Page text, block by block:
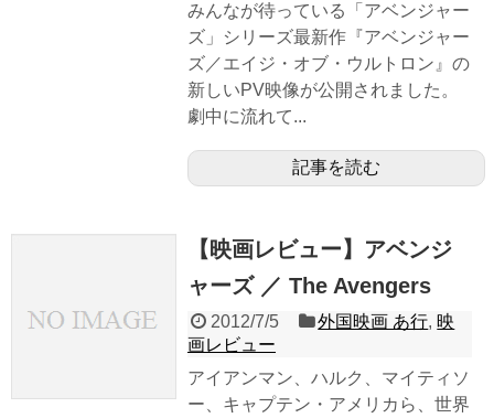
みんなが待っている「アベンジャー
ズ」シリーズ最新作『アベンジャー
ズ／エイジ・オブ・ウルトロン』の
新しいPV映像が公開されました。
劇中に流れて...
記事を読む
【映画レビュー】アベンジ
ャーズ ／ The Avengers
2012/7/5 外国映画 あ行, 映
画レビュー
アイアンマン、ハルク、マイティソ
ー、キャプテン・アメリカら、世界